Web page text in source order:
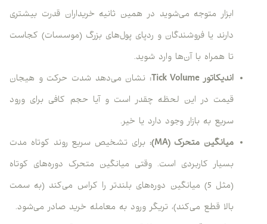
ابزار متوجه می‌شوید در همین ثانیه خریداران قدرت بیشتری
دارند یا فروشندگان و ردپای پول‌های بزرگ (موسسات) کجاست
تا همراه با آن‌ها وارد شوید.
اندیکاتورTick Volume
: نشان می‌دهد شدت حرکت و هیجان
قیمت در این لحظه چقدر است و آیا حجم کافی برای ورود
سریع به بازار وجود دارد یا خیر.
میانگین متحرک(MA)
: برای تشخیص سریع روند کوتاه مدت
بسیار کاربردی است. وقتی میانگین متحرک دوره‌های کوتاه
(مثل 5) میانگین دوره‌های بلندتر را کراس می‌کند (به سمت
بالا قطع می‌کند)، تریگر ورود به معامله خرید صادر می‌شود.